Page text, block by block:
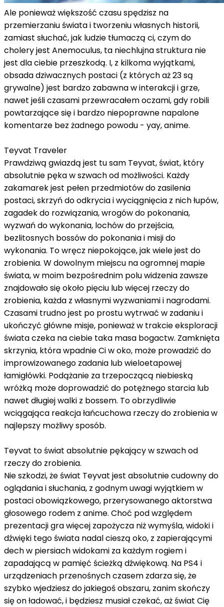
Ale ponieważ większość czasu spędzisz na
przemierzaniu świata i tworzeniu własnych historii,
zamiast słuchać, jak ludzie tłumaczą ci, czym do
cholery jest Anemoculus, ta niechlujna struktura nie
jest dla ciebie przeszkodą. I, z kilkoma wyjątkami,
obsada dziwacznych postaci (z których aż 23 są
grywalne) jest bardzo zabawna w interakcji i grze,
nawet jeśli czasami przewracałem oczami, gdy robili
powtarzające się i bardzo niepoprawne napalone
komentarze bez żadnego powodu - yay, anime.
Teyvat Traveler
Prawdziwą gwiazdą jest tu sam Teyvat, świat, który
absolutnie pęka w szwach od możliwości. Każdy
zakamarek jest pełen przedmiotów do zasilenia
postaci, skrzyń do odkrycia i wyciągnięcia z nich łupów,
zagadek do rozwiązania, wrogów do pokonania,
wyzwań do wykonania, lochów do przejścia,
bezlitosnych bossów do pokonania i misji do
wykonania. To wręcz niepokojące, jak wiele jest do
zrobienia. W dowolnym miejscu na ogromnej mapie
świata, w moim bezpośrednim polu widzenia zawsze
znajdowało się około pięciu lub więcej rzeczy do
zrobienia, każda z własnymi wyzwaniami i nagrodami.
Czasami trudno jest po prostu wytrwać w zadaniu i
ukończyć główne misje, ponieważ w trakcie eksploracji
świata czeka na ciebie taka masa bogactw. Zamknięta
skrzynia, która wpadnie Ci w oko, może prowadzić do
improwizowanego zadania lub wieloetapowej
łamigłówki. Podążanie za trzepoczącą niebieską
wróżką może doprowadzić do potężnego starcia lub
nawet długiej walki z bossem. To obrzydliwie
wciągająca reakcja łańcuchowa rzeczy do zrobienia w
najlepszy możliwy sposób.
Teyvat to świat absolutnie pękający w szwach od
rzeczy do zrobienia.
Nie szkodzi, że świat Teyvat jest absolutnie cudowny do
oglądania i słuchania, z godnym uwagi wyjątkiem w
postaci obowiązkowego, przerysowanego aktorstwa
głosowego rodem z anime. Choć pod względem
prezentacji gra więcej zapożycza niż wymyśla, widoki i
dźwięki tego świata nadal cieszą oko, z zapierającymi
dech w piersiach widokami za każdym rogiem i
zapadającą w pamięć ścieżką dźwiękową. Na PS4 i
urządzeniach przenośnych czasem zdarza się, że
szybko wjedziesz do jakiegoś obszaru, zanim skończy
się on ładować, i będziesz musiał czekać, aż świat Cię